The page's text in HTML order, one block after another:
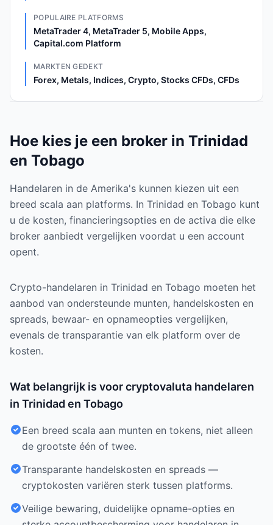
POPULAIRE PLATFORMS
MetaTrader 4, MetaTrader 5, Mobile Apps,
Capital.com Platform
MARKTEN GEDEKT
Forex, Metals, Indices, Crypto, Stocks CFDs, CFDs
Hoe kies je een broker in Trinidad
en Tobago
Handelaren in de Amerika's kunnen kiezen uit een
breed scala aan platforms. In Trinidad en Tobago kunt
u de kosten, financieringsopties en de activa die elke
broker aanbiedt vergelijken voordat u een account
opent.
Crypto-handelaren in Trinidad en Tobago moeten het
aanbod van ondersteunde munten, handelskosten en
spreads, bewaar- en opnameopties vergelijken,
evenals de transparantie van elk platform over de
kosten.
Wat belangrijk is voor cryptovaluta handelaren
in Trinidad en Tobago
Een breed scala aan munten en tokens, niet alleen
de grootste één of twee.
Transparante handelskosten en spreads —
cryptokosten variëren sterk tussen platforms.
Veilige bewaring, duidelijke opname-opties en